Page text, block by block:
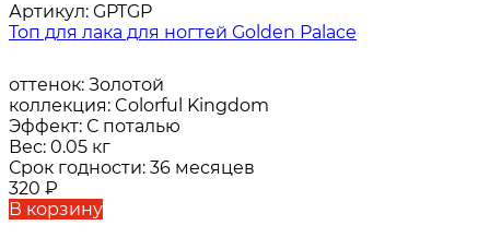
Артикул: GPTGP
Топ для лака для ногтей Golden Palace
оттенок: Золотой
коллекция: Colorful Kingdom
Эффект: С поталью
Вес: 0.05 кг
Срок годности: 36 месяцев
320 ₽
В корзину